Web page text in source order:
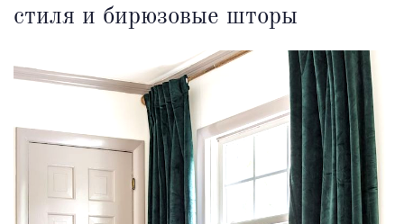
стиля и бирюзовые шторы